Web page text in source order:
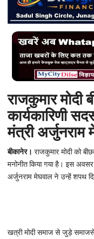
Language
English Hindi
राजकुमार मोदी
कार्यकारिणी
मंत्री
बीकानेर। राजकुमार मोदीको
मनोनीत किया गया है। इस
अर्जुनराम मेघवालने उन्हें शपथ
खत्री मोदी समाज से जुड़े